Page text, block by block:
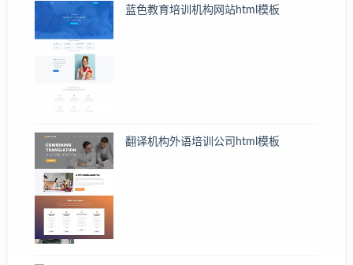
蓝色教育培训机构网站html模板
翻译机构外语培训公司html模板